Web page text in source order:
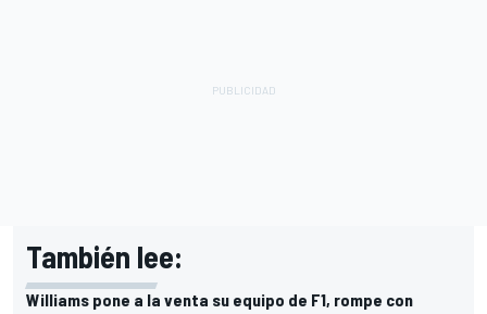
También lee:
Williams pone a la venta su equipo de F1, rompe con